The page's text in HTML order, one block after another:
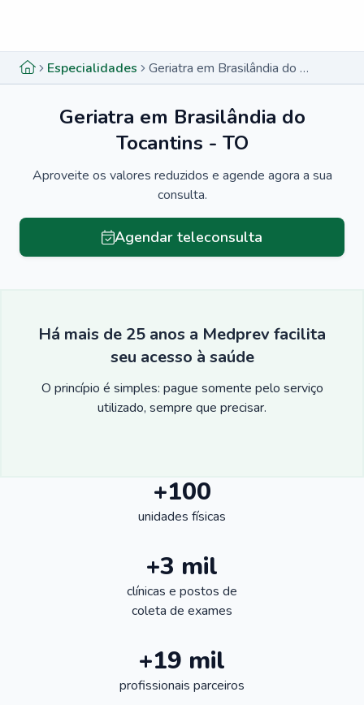
Especialidades Geriatra em Brasilândia do Tocantins - TO
Geriatra em Brasilândia do
Tocantins - TO
Aproveite os valores reduzidos e agende agora a sua
consulta.
Agendar teleconsulta
Há mais de 25 anos a Medprev facilita
seu acesso à saúde
O princípio é simples: pague somente pelo serviço
utilizado, sempre que precisar.
+100
unidades físicas
+3 mil
clínicas e postos de
coleta de exames
+19 mil
profissionais parceiros